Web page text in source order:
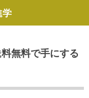
学
無料で手にする